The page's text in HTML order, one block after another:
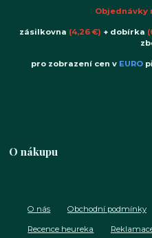
Objednávky
zásilkovna (4,26 €) + dobírka
pro zobrazení cen v EURO
O nákupu
O nás Obchodní podmínky
Recence heureka